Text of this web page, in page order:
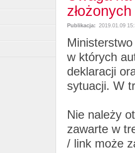
Publikacja: 2019.01.09
w których
deklaracji
sytuacji. W
Nie należy
zawarte w
/ link może